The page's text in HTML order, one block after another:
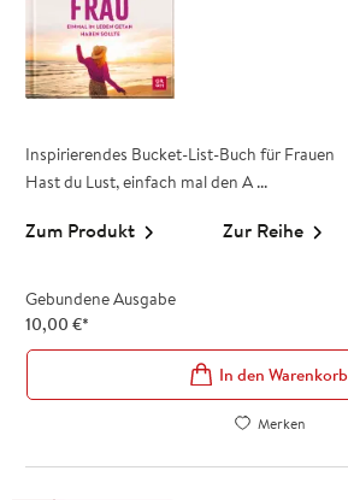
Inspirierendes Bucket-List-Buch für Frauen
Hast du Lust, einfach mal den A ...
Zum Produkt Zur Reihe
Gebundene Ausgabe
10,00 €*
In den Warenkorb
Merken